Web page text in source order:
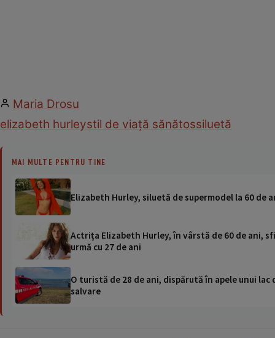
Maria Drosu
elizabeth hurleystil de viață sănătossiluetă
MAI MULTE PENTRU TINE
Elizabeth Hurley, siluetă de supermodel la 60 de
Actrița Elizabeth Hurley, în vârstă de 60 de ani,
urmă cu 27 de ani
O turistă de 28 de ani, dispărută în apele unui
salvare